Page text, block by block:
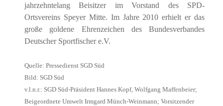
jahrzehntelang Beisitzer im Vorstand des SPD-
Ortsvereins Speyer Mitte. Im Jahre 2010 erhielt er das
große goldene Ehrenzeichen des Bundesverbandes
Deutscher Sportfischer e.V.
Quelle: Pressedienst SGD Süd
Bild: SGD Süd
v.l.n.r.: SGD Süd-Präsident Hannes Kopf, Wolfgang Maffenbeier;
Beigeordnete Umwelt Irmgard Münch-Weinmann; Vorsitzender